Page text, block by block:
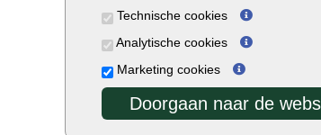
Technische cookies
Analytische cookies
Marketing cookies
Doorgaan naar de
Buitentegels
Grote terrastegels
Onlinebetonstenen.nl ©2026